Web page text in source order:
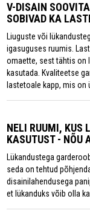
V-DISAIN
SOBIVAD KA
Liuguste või
igasuguses ruumis.
omaette, sest tähtis on
kasutada. Kvaliteetse
lastetoale kapp, mis on
NELI RUUMI, KUS
KASUTUST - NÕU
Lükandustega
seda on tehtud
disainilahendusega
et lükanduks võib olla